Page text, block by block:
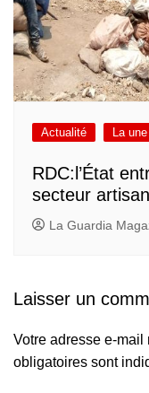
Actualité La une
RDC:l’État
secteur
La Guardia
Laisser un
Votre adresse e-
obligatoires sont